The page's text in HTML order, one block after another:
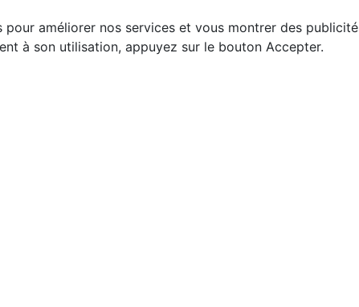
améliorer nos services et vous montrer des
à son utilisation, appuyez sur le bouton Accepter.